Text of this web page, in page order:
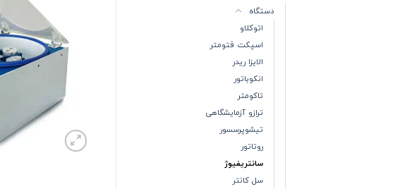
دستگاه
اتوکلاو
اسپکت فتومتر
الایزا ریدر
انکوباتور
تاکومتر
ترازو آزمایشگاهی
تیشوپرسسور
روتاتور
سانتریفیوژ
سل کانتر